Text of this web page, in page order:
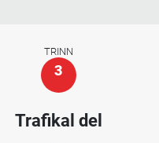
TRINN
3
Trafikal del